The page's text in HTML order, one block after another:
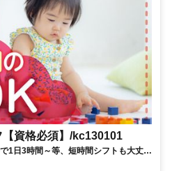
資格必須】/kc130101
1日3時間～等、短時間シフトも大丈夫
働こう♪】